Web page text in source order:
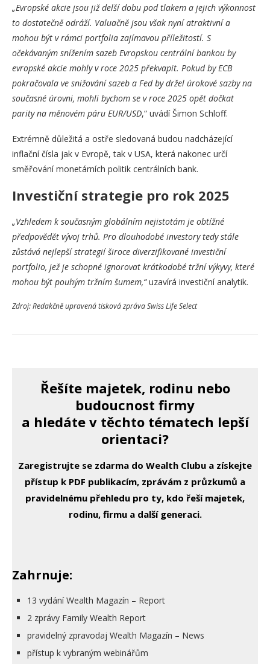
„Evropské akcie jsou již delší dobu pod tlakem a jejich výkonnost
to dostatečně odráží. Valuačně jsou však nyní atraktivní a
mohou být v rámci portfolia zajímavou příležitostí. S
očekávaným snížením sazeb Evropskou centrální bankou by
evropské akcie mohly v roce 2025 překvapit. Pokud by ECB
pokračovala ve snižování sazeb a Fed by držel úrokové sazby na
současné úrovni, mohli bychom se v roce 2025 opět dočkat
parity na měnovém páru EUR/USD,“ uvádí Šimon Schloff.
Extrémně důležitá a ostře sledovaná budou nadcházející
inflační čísla jak v Evropě, tak v USA, která nakonec určí
směřování monetárních politik centrálních bank.
Investiční strategie pro rok 2025
„Vzhledem k současným globálním nejistotám je obtížné
předpovědět vývoj trhů. Pro dlouhodobé investory tedy stále
zůstává nejlepší strategií široce diverzifikované investiční
portfolio, jež je schopné ignorovat krátkodobé tržní výkyvy, které
mohou být pouhým tržním šumem,“uzavírá investiční analytik.
Zdroj: Redakčně upravená tisková zpráva Swiss Life Select
Řešíte majetek, rodinu nebo
budoucnost firmy
a hledáte v těchto tématech lepší
orientaci?
Zaregistrujte se zdarma do Wealth Clubu a získejte
přístup k PDF publikacím, zprávám z průzkumů a
pravidelnému přehledu pro ty, kdo řeší majetek,
rodinu, firmu a další generaci.
Zahrnuje:
13 vydání Wealth Magazín – Report
2 zprávy Family Wealth Report
pravidelný zpravodaj Wealth Magazín – News
přístup k vybraným webinářům